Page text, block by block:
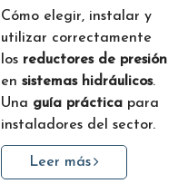
Cómo elegir, instalar y
utilizar correctamente
los reductores de presión
en sistemas hidráulicos.
Una guía práctica para
instaladores del sector.
Leer más